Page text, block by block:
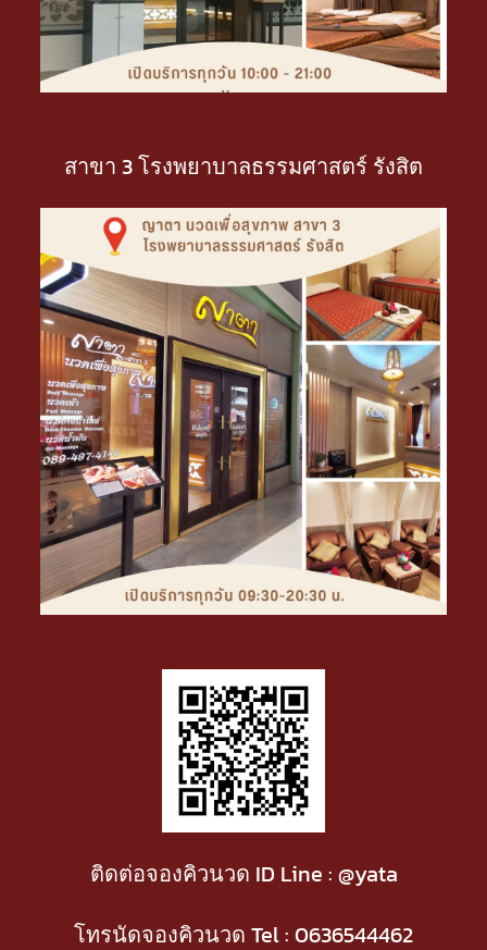
สาขา 3 โรงพยาบาลธรรมศาสตร์ รังสิต
ติดต่อจองคิวนวด ID Line : @yata
โทรนัดจองคิวนวด Tel : 0636544462